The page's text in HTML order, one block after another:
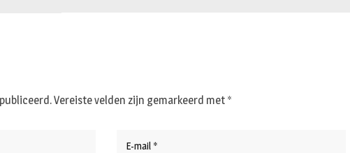
Vereiste velden zijn gemarkeerd met *